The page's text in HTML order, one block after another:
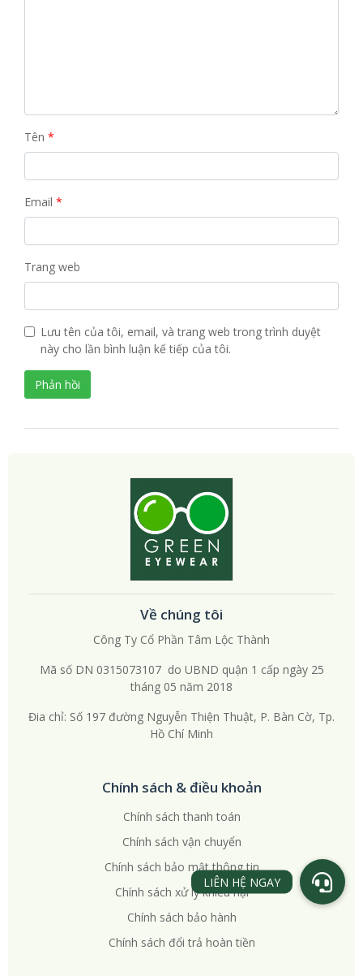
Tên *
Email *
Trang web
Lưu tên của tôi, email, và trang web trong trình duyệt
này cho lần bình luận kế tiếp của tôi.
Về chúng tôi
Công Ty Cổ Phần Tâm Lộc Thành
Mã số DN 0315073107 do UBND quận 1 cấp ngày 25
tháng 05 năm 2018
Đia chỉ: Số 197 đường Nguyễn Thiện Thuật, P. Bàn Cờ, Tp.
Hồ Chí Minh
Chính sách & điều khoản
Chính sách thanh toán
Chính sách vận chuyển
Chính sách bảo mật thông tin
Chính sách xử lý khiếu nại
Chính sách bảo hành
Chính sách đổi trả hoàn tiền